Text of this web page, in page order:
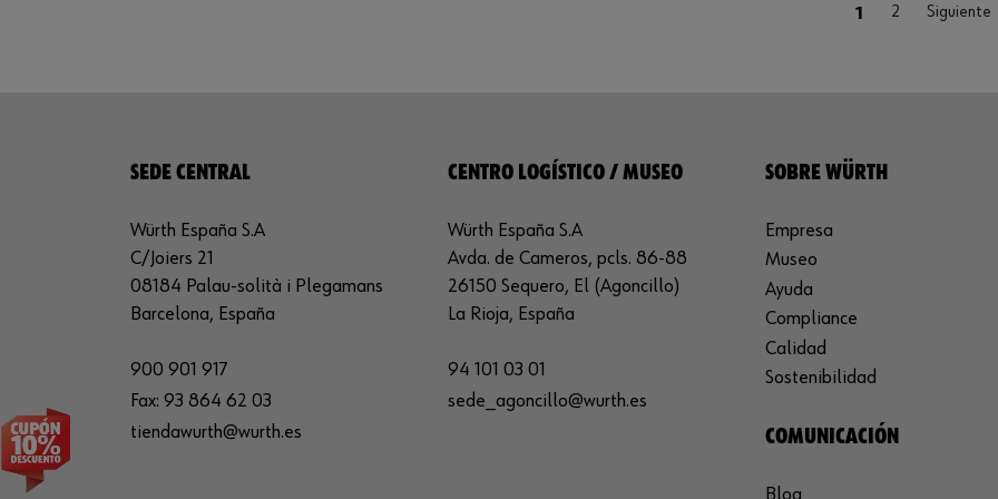
1 (current)
2 Siguiente
SEDE CENTRAL
Würth España S.A
C/Joiers 21
08184 Palau-solità i Plegamans
Barcelona, España
900 901 917
Fax: 93 864 62 03
tiendawurth@wurth.es
CENTRO LOGÍSTICO / MUSEO
Würth España S.A
Avda. de Cameros, pcls. 86-88
26150 Sequero, El (Agoncillo)
La Rioja, España
94 101 03 01
sede_agoncillo@wurth.es
SOBRE WÜRTH
Empresa
Museo
Ayuda
Compliance
Calidad
Sostenibilidad
COMUNICACIÓN